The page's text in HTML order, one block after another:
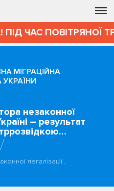
ПІД ЧАС ПОВІТРЯНОЇ
МІГРАЦІЙНА
незаконної
– результат
легалізації…